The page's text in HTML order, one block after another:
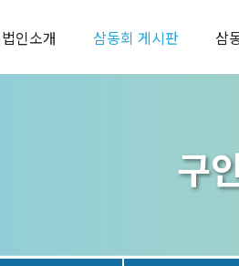
법인소개 삼동회 게시판 삼
구